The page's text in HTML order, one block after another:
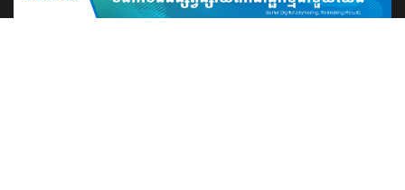
ទៅ​លើ​អត្ថបទ​ សហគ្រិន​ភាព អប់រំ ​​អាជីវកម្ម​ ​ការ​វិនិយោគ​ ​អភិវឌ្ឍន៍​អាជីព​ និង​